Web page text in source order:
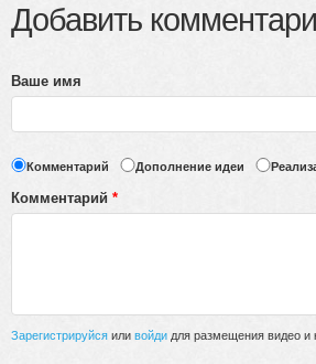
Добавить
Ваше имя
Комментарий Дополнение идеи
Комментарий *
Зарегистрируйся или войди для размещения видео и